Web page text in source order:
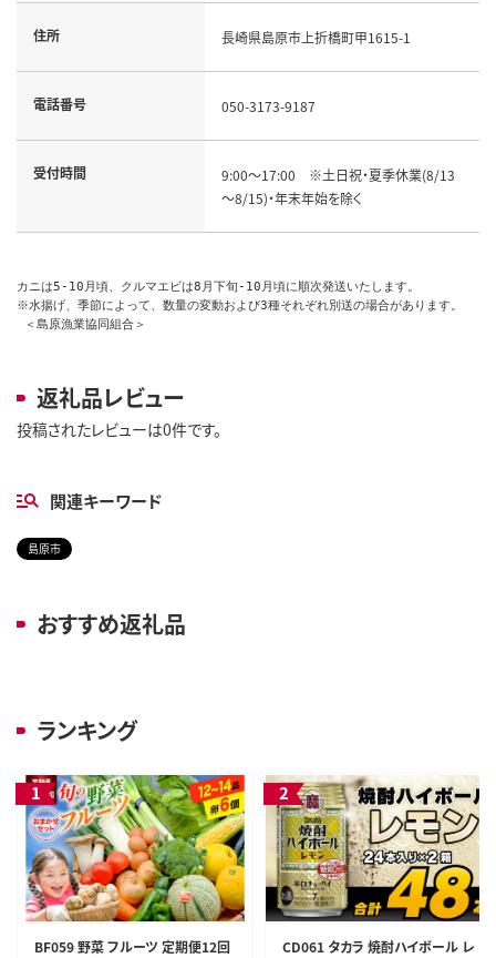
住所 長崎県島原市上折橋町甲1615-1
電話番号 050-3173-9187
受付時間
9:00～17:00　※土日祝・夏季休業(8/13
～8/15)・年末年始を除く
カニは5-10月頃、クルマエビは8月下旬-10月頃に順次発送いたします。
※水揚げ、季節によって、数量の変動および3種それぞれ別送の場合があります。
＜島原漁業協同組合＞
返礼品レビュー
投稿されたレビューは0件です。
関連キーワード
島原市
おすすめ返礼品
ランキング
BF059 野菜 フルーツ 定期便12回
CD061 タカラ 焼酎ハイボール レ